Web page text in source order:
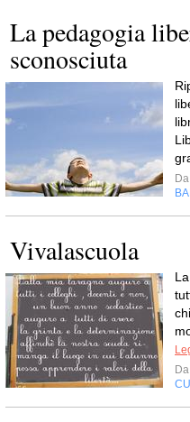
La pedagogia
sconosciuta
Da
Vivalascuola
Da